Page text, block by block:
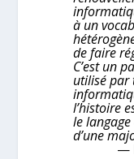
à un
de faire
C’est un
utilisé par
l’histoire
le
d’une